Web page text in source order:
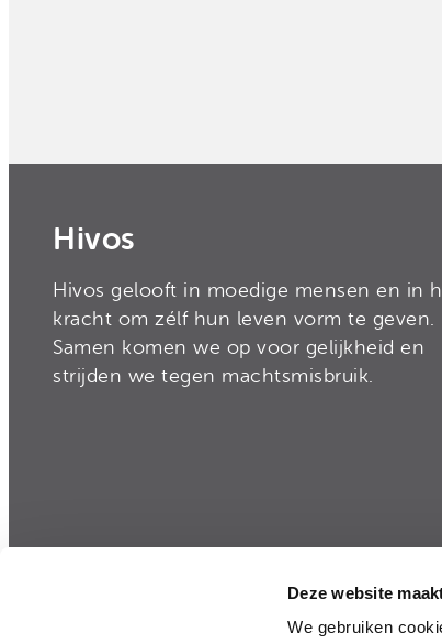
Deze website
We gebruiken
Hivos
Hivos gelooft in moedige mensen en in
kracht om zélf hun leven vorm te geven.
Samen komen we op voor gelijkheid en
strijden we tegen machtsmisbruik.
Integriteit en